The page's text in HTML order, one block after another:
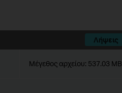
Λήψεις
Μέγεθος αρχείου: 537.03 MB